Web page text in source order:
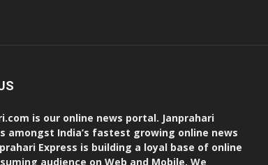
is our online news portal. Janprahari
amongst India’s fastest growing online news
Express is building a loyal base of online
audience on Web and Mobile. We